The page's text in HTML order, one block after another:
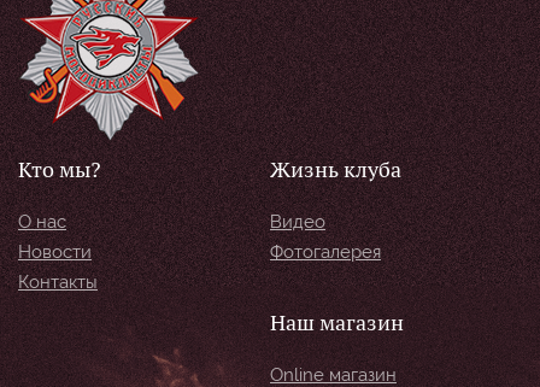
Кто мы?
О нас
Новости
Контакты
Жизнь клуба
Видео
Фотогалерея
Наш магазин
Online магазин